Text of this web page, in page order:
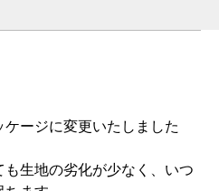
ージに変更いたしました
生地の劣化が少なく、いつ